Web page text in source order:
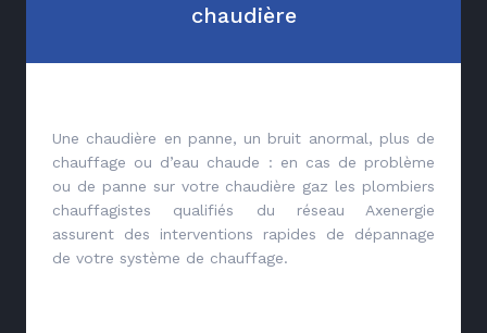
chaudière
Une chaudière en panne, un bruit anormal, plus de
chauffage ou d’eau chaude : en cas de problème
ou de panne sur votre chaudière gaz les plombiers
chauffagistes qualifiés du réseau Axenergie
assurent des interventions rapides de dépannage
de votre système de chauffage.